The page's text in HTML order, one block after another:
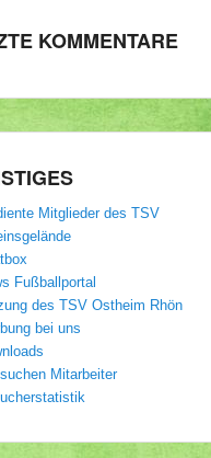
KOMMENTARE
Mitglieder des TSV
Fußballportal
des TSV Ostheim Rhön
bei uns
Mitarbeiter